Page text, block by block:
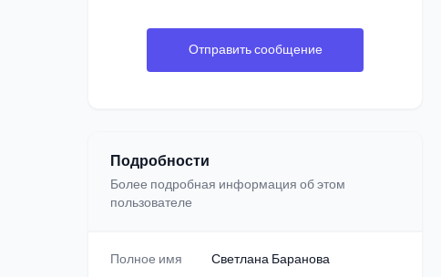
Отправить сообщение
Подробности
Более подробная информация об этом
пользователе
Полное имя Светлана Баранова